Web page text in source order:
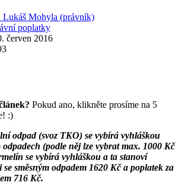
Lukáš Mohyla (právník)
poplatky
červen 2016
Pokud ano, klikněte prosíme na 5
:)
odpad (svoz TKO) se vybírá vyhláškou
(podle něj lze vybrat max. 1000 Kč
se vybírá vyhláškou a ta stanoví
směsným odpadem 1620 Kč a poplatek za
716 Kč.